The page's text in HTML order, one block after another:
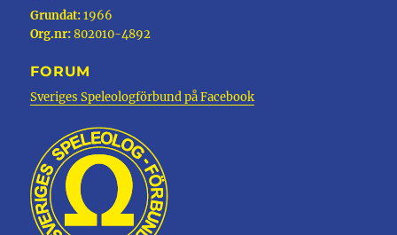
Grundat:1966
Org.nr:802010-4892
FORUM
Sveriges Speleologförbund på Facebook